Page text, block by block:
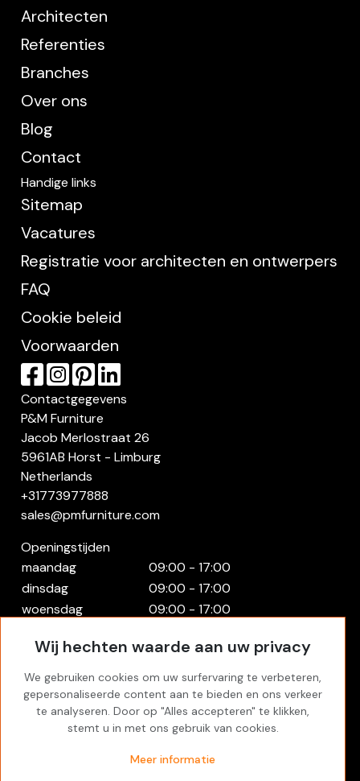
Architecten
Referenties
Branches
Over ons
Blog
Contact
Handige links
Sitemap
Vacatures
Registratie voor architecten en ontwerpers
FAQ
Cookie beleid
Voorwaarden
Contactgegevens
P&M Furniture
Jacob Merlostraat 26
5961AB Horst - Limburg
Netherlands
+31773977888
sales@pmfurniture.com
Openingstijden
maandag
09:00 - 17:00
dinsdag
09:00 - 17:00
woensdag
09:00 - 17:00
vrijdag
09:00 - 17:00
zaterdag
Gesloten
zondag
Gesloten
Rekening
Inloggen
Wij hechten waarde aan uw privacy
We gebruiken cookies om uw surfervaring te verbeteren,
gepersonaliseerde content aan te bieden en ons verkeer
te analyseren. Door op "Alles accepteren" te klikken,
stemt u in met ons gebruik van cookies.
Meer informatie